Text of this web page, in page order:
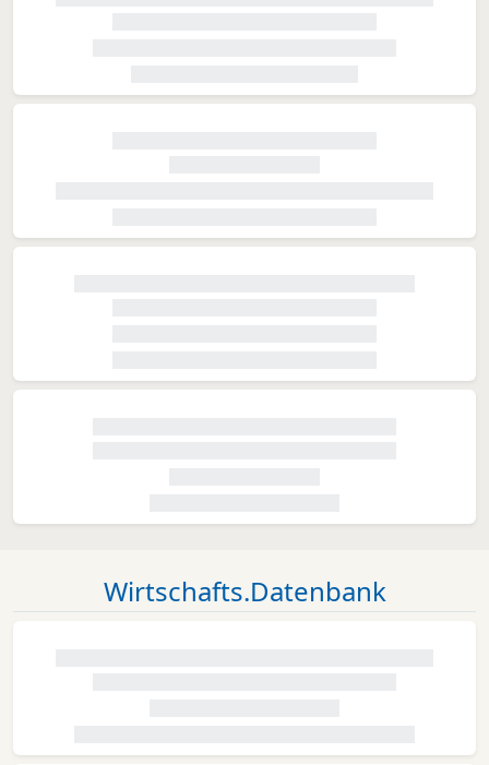
Wirtschafts.Datenbank